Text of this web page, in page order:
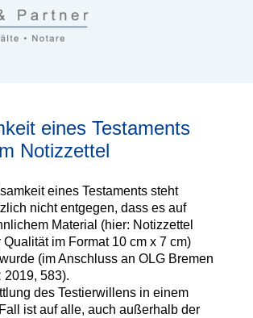
Rechtsanwaltskanzlei und Notar in Frankfurt
ist eine Anwaltskanzlei, die mittelständische
eines Testaments
Notizzettel
eines Testaments steht
nicht entgegen, dass es auf
Material (hier: Notizzettel
Qualität im Format 10 cm x 7 cm)
(im Anschluss an OLG Bremen
2019, 583).
des Testierwillens in einem
ist auf alle, auch außerhalb der